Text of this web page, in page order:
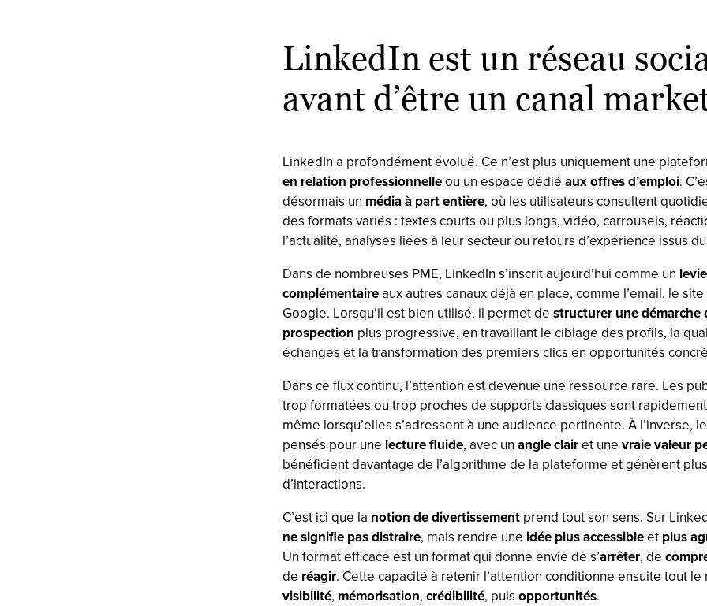
LinkedIn est un réseau
avant d’être un canal
LinkedIn a profondément évolué. Ce n’est plus uniquement une
en relation professionnelleou un espace dédié aux offres d’emploi.
désormais un média à part entière, où les utilisateurs consultent
des formats variés : textes courts ou plus longs, vidéo, carrousels,
l’actualité, analyses liées à leur secteur ou retours d’expérience issus
Dans de nombreuses PME, LinkedIn s’inscrit aujourd’hui comme un
complémentaireaux autres canaux déjà en place, comme l’email, le
Google. Lorsqu’il est bien utilisé, il permet de structurer une démarche
prospection plus progressive, en travaillant le ciblage des profils, la
échanges et la transformation des premiers clics en opportunités
Dans ce flux continu, l’attention est devenue une ressource rare. Les
trop formatées ou trop proches de supports classiques sont rapidement
même lorsqu’elles s’adressent à une audience pertinente. À l’inverse,
pensés pour une lecture fluide, avec un angle clairet une vraie valeur
bénéficient davantage de l’algorithme de la plateforme et génèrent plus
d’interactions.
C’est ici que la notion de divertissementprend tout son sens. Sur
ne signifie pas distraire, mais rendre une idée plus accessibleetplus
Un format efficace est un format qui donne envie de s’arrêter, de
de réagir. Cette capacité à retenir l’attention conditionne ensuite tout le
visibilité, mémorisation, crédibilité, puis opportunités.